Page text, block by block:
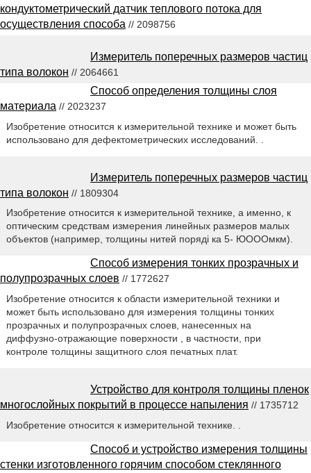
кондуктометрический датчик теплового потока для
осуществления способа // 2098756
Измеритель поперечных размеров частиц
типа волокон // 2064661
Способ определения толщины слоя
материала // 2023237
Изобретение относится к измерительной технике и может быть
использовано для дефектометрических исследований. .
Измеритель поперечных размеров частиц
типа волокон // 1809304
Изобретение относится к измерительной технике, а именно, к
оптическим средствам измерения линейных размеров малых
объектов (например, толщины нитей порядi ка 5- ЮОООмкм).
Способ измерения тонких прозрачных и
полупрозрачных слоев // 1772627
Изобретение относится к области измерительной техники и
может быть использовано для измерения толщины тонких
прозрачных и полупрозрачных слоев, нанесенных на
диффузно-отражающие поверхности , в частности, при
контроле толщины защитного слоя печатных плат.
Устройство для контроля толщины пленок
многослойных покрытий в процессе напыления // 1735712
Изобретение относится к измерительной технике. .
Способ и устройство измерения толщины
стенки изготовленного горячим способом стеклянного